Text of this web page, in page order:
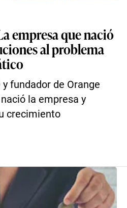
empresa que nació
al problema
y fundador de Orange
la empresa y
crecimiento